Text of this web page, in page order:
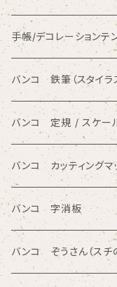
数字入りテンプレート
ひらがな入りテンプレー
アルファベット入りテン
円/楕円/アール入りテン
三角形/四角形/五角形/
カタカナ入りテンプレ
手帳/デコレーションテ
バンコ ノートブックテ
バンコ ルーラースリム
バンコ ノートブックテ
バンコ 鉄筆（スタイラ
バンコ 定規 / スケー
方眼カッティング定規
直定規
読み取り定規
バンコ カッティングマ
ポリエチレン系樹脂（
オレフィン系樹脂
バンコ 字消板
バンコ ぞうさん（スチ